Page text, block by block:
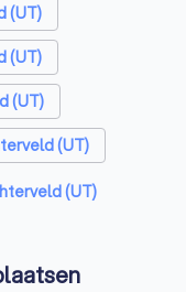
(UT)
(UT)
(UT)
(UT)
(UT)
(UT)
(UT)